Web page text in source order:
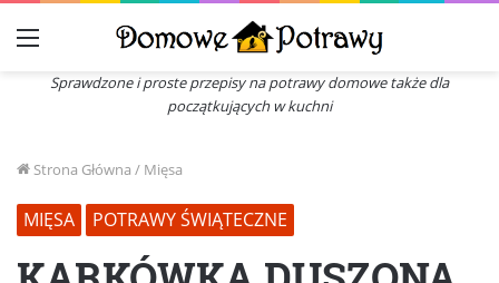
Menu
Sprawdzone i proste przepisy na potrawy domowe także dla
początkujących w kuchni
Strona Główna / Mięsa
MIĘSA POTRAWY ŚWIĄTECZNE